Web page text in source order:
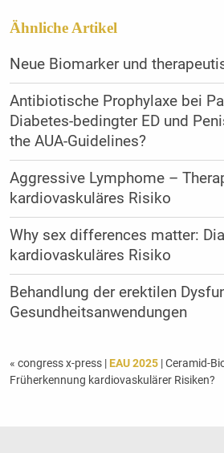
Ähnliche Artikel
Neue Biomarker und
Antibiotische Prophylaxe bei
Diabetes-bedingter ED und
the AUA-Guidelines?
Aggressive Lymphome –
kardiovaskuläres Risiko
Why sex differences matter:
kardiovaskuläres Risiko
Behandlung der erektilen
Gesundheitsanwendungen
« congress x-press | EAU 2025| Ceramid-
Früherkennung kardiovaskulärer Risiken?